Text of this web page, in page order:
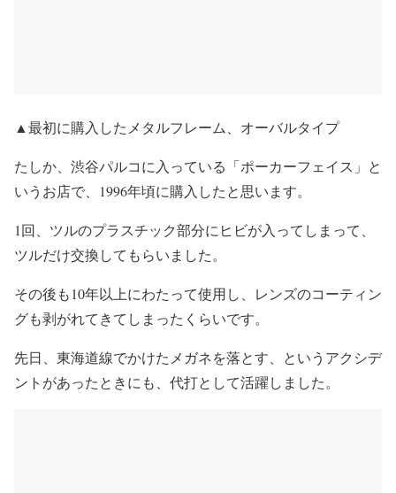
▲最初に購入したメタルフレーム、オーバルタイプ
たしか、渋谷パルコに入っている「ポーカーフェイス」と
いうお店で、1996年頃に購入したと思います。
1回、ツルのプラスチック部分にヒビが入ってしまって、
ツルだけ交換してもらいました。
その後も10年以上にわたって使用し、レンズのコーティン
グも剥がれてきてしまったくらいです。
先日、東海道線でかけたメガネを落とす、というアクシデ
ントがあったときにも、代打として活躍しました。